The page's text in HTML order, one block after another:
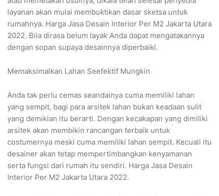
layanan akan mulai membuktikan dasar sketsa untuk
rumahnya. Harga Jasa Desain Interior Per M2 Jakarta Utara
2022. Bila dirasa belum layak Anda dapat mengatakannya
dengan sopan supaya desainnya diperbaiki.
Memaksimalkan Lahan Seefektif Mungkin
Anda tak perlu cemas seandainya cuma memiliki lahan
yang sempit, bagi para arsitek lahan bukan keadaan sulit
yang demikian itu berarti. Dengan kecakapan yang dimiliki
arsitek akan membikin rancangan terbaik untuk
costumernya meski cuma memiliki lahan sempit. Kecuali itu
desainer akan tetap mempertimbangkan kenyamanan
serta fungsi dari rumah itu sendiri. Harga Jasa Desain
Interior Per M2 Jakarta Utara 2022.